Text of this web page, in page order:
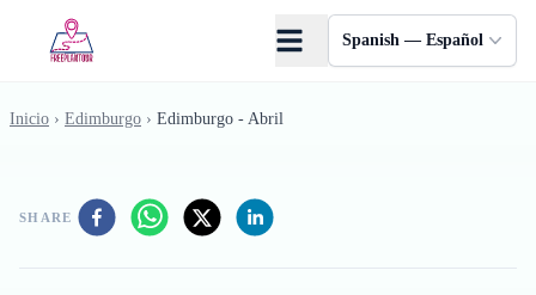
Spanish — Español
Inicio › Edimburgo › Edimburgo - Abril
SHARE